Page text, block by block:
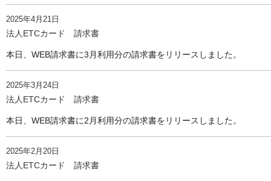
2025年4月21日
法人ETCカード 請求書
本日、WEB請求書に3月利用分の請求書をリリースしました。
2025年3月24日
法人ETCカード 請求書
本日、WEB請求書に2月利用分の請求書をリリースしました。
2025年2月20日
法人ETCカード 請求書